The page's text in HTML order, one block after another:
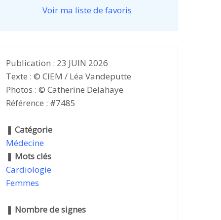
Voir ma liste de favoris
Publication : 23 JUIN 2026
Texte : © CIEM / Léa Vandeputte
Photos : © Catherine Delahaye
Référence : #7485
❚ Catégorie
Médecine
❚ Mots clés
Cardiologie
Femmes
❚ Nombre de signes